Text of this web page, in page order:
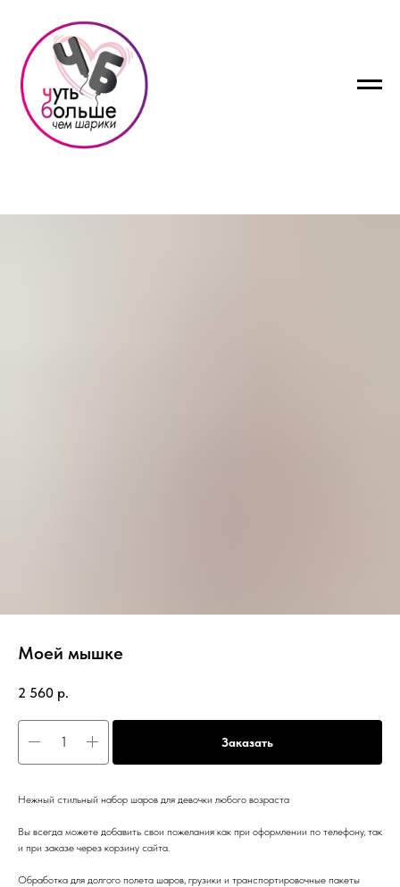
Моей мышке
2 560 р.
Заказать
Нежный стильный набор шаров для девочки любого возраста
Вы всегда можете добавить свои пожелания как при оформлении по телефону, так
и при заказе через корзину сайта.
Обработка для долгого полета шаров, грузики и транспортировочные пакеты